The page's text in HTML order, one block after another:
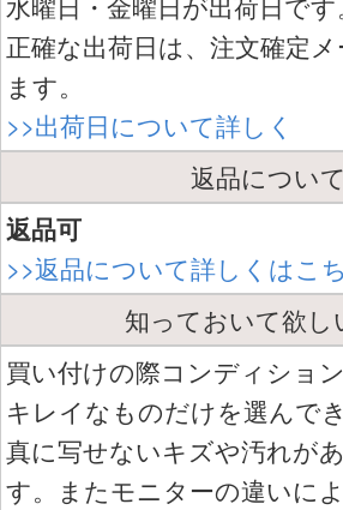
正確な出荷日は、注文確定
ます。
>>出荷日について詳しく
返品について
返品可
>>返品について詳しくはこ
知っておいて欲し
買い付けの際コンディショ
キレイなものだけを選んで
真に写せないキズや汚れが
す。またモニターの違いに